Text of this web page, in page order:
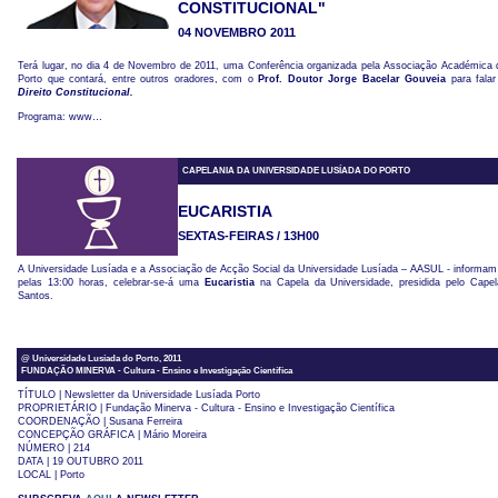
CONSTITUCIONAL"
04 NOVEMBRO 2011
Terá lugar, no dia 4 de Novembro de 2011, uma Conferência organizada pela Associação Académica
Porto que contará, entre outros oradores, com o Prof. Doutor Jorge Bacelar Gouveia para
Direito Constitucional.
Programa: www…
CAPELANIA DA UNIVERSIDADE LUSÍADA DO PORTO
EUCARISTIA
SEXTAS-FEIRAS / 13H00
A Universidade Lusíada e a Associação de Acção Social da Universidade Lusíada – AASUL -
pelas 13:00 horas, celebrar-se-á uma
Eucaristiana Capela da Universidade, presidida pelo
Santos.
@ Universidade Lusíada do Porto, 2011
FUNDAÇÃO MINERVA - Cultura - Ensino e Investigação Científica
TÍTULO | Newsletter da Universidade Lusíada Porto
PROPRIETÁRIO | Fundação Minerva - Cultura - Ensino e Investigação Científica
COORDENAÇÃO | Susana Ferreira
CONCEPÇÃO GRÁFICA | Mário Moreira
NÚMERO | 214
DATA | 19 OUTUBRO 2011
LOCAL | Porto